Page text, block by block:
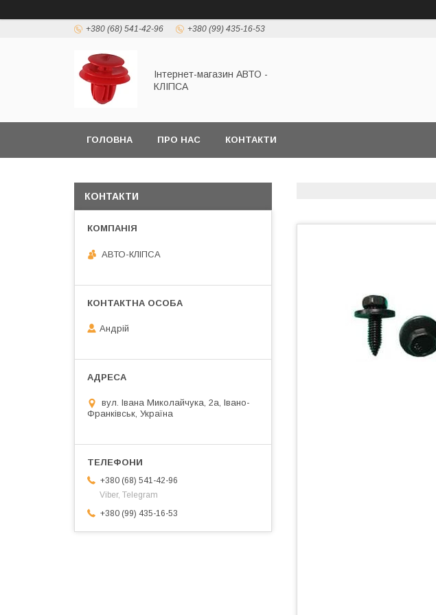
+380 (68) 541-42-96 +380 (99) 435-16-53
Інтернет-магазин АВТО -
КЛІПСА
ГОЛОВНА ПРО НАС КОНТАКТИ
КОНТАКТИ
АВТО-КЛІПСА
Андрій
вул. Івана Миколайчука, 2а, Івано-
Франківськ, Україна
+380 (68) 541-42-96
Viber, Telegram
+380 (99) 435-16-53